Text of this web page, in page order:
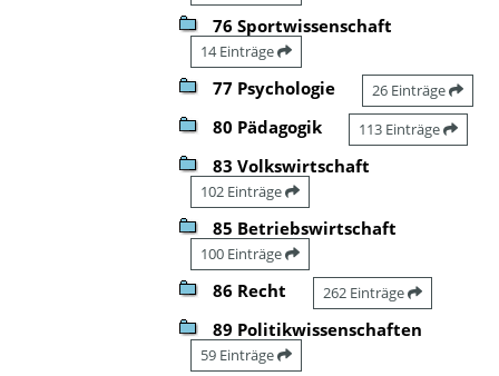
76 Sportwissenschaft
14 Einträge
77 Psychologie 26 Einträge
80 Pädagogik 113 Einträge
83 Volkswirtschaft
102 Einträge
85 Betriebswirtschaft
100 Einträge
86 Recht 262 Einträge
89 Politikwissenschaften
59 Einträge